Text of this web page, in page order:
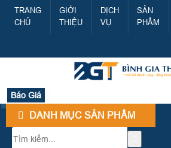
TRANG
CHỦ
GIỚI
THIỆU
DỊCH
VỤ
SẢN
PHẨM
Báo Giá
DANH MỤC SẢN PHẨM